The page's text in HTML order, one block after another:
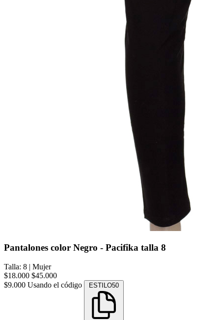
Pantalones color Negro - Pacifika talla 8
Talla: 8 | Mujer
$18.000 $45.000
$9.000 Usando el código ESTILO50